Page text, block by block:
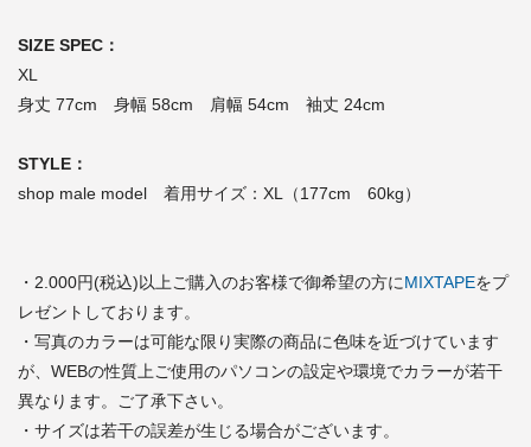
SIZE SPEC：
XL
身丈 77cm 身幅 58cm 肩幅 54cm 袖丈 24cm
STYLE：
shop male model 着用サイズ：XL（177cm 60kg）
・2.000円(税込)以上ご購入のお客様で御希望の方にMIXTAPEをプ
レゼントしております。
・写真のカラーは可能な限り実際の商品に色味を近づけています
が、WEBの性質上ご使用のパソコンの設定や環境でカラーが若干
異なります。ご了承下さい。
・サイズは若干の誤差が生じる場合がございます。